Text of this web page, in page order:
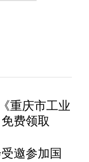
重庆市工业
费领取
邀参加国